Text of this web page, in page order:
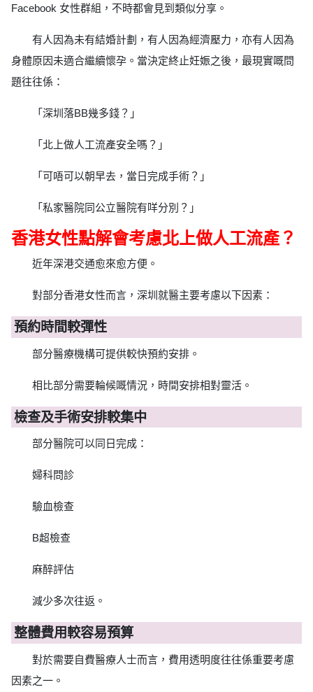
Facebook 女性群組，不時都會見到類似分享。
有人因為未有結婚計劃，有人因為經濟壓力，亦有人因為
身體原因未適合繼續懷孕。當決定終止妊娠之後，最現實嘅問
題往往係：
「深圳落BB幾多錢？」
「北上做人工流產安全嗎？」
「可唔可以朝早去，當日完成手術？」
「私家醫院同公立醫院有咩分別？」
香港女性點解會考慮北上做人工流產？
近年深港交通愈來愈方便。
對部分香港女性而言，深圳就醫主要考慮以下因素：
預約時間較彈性
部分醫療機構可提供較快預約安排。
相比部分需要輪候嘅情況，時間安排相對靈活。
檢查及手術安排較集中
部分醫院可以同日完成：
婦科問診
驗血檢查
B超檢查
麻醉評估
減少多次往返。
整體費用較容易預算
對於需要自費醫療人士而言，費用透明度往往係重要考慮
因素之一。